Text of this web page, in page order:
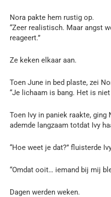
Nora pakte hem rustig op.
“Zeer realistisch. Maar angst
reageert.”
Ze keken elkaar aan.
Toen June in bed plaste, zei
“Je lichaam is bang. Het is
Toen Ivy in paniek raakte, ging
ademde langzaam totdat Ivy
“Hoe weet je dat?” fluisterde
“Omdat ooit… iemand bij mij
Dagen werden weken.